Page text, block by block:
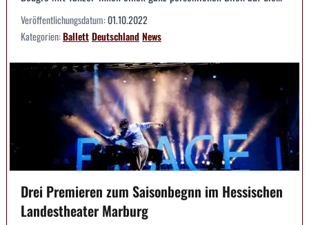
Veröffentlichungsdatum:01.10.2022
Kategorien:BallettDeutschlandNews
Drei Premieren zum Saisonbegnn im Hessischen
Landestheater Marburg